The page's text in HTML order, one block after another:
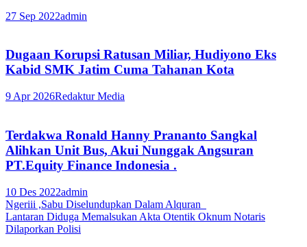
27 Sep 2022admin
Dugaan Korupsi Ratusan Miliar, Hudiyono Eks
Kabid SMK Jatim Cuma Tahanan Kota
9 Apr 2026Redaktur Media
Terdakwa Ronald Hanny Prananto Sangkal
Alihkan Unit Bus, Akui Nunggak Angsuran
PT.Equity Finance Indonesia .
10 Des 2022admin
Navigasi
pos
Ngeriii ,Sabu Diselundupkan Dalam Alquran
Lantaran Diduga Memalsukan Akta Otentik Oknum Notaris
Dilaporkan Polisi